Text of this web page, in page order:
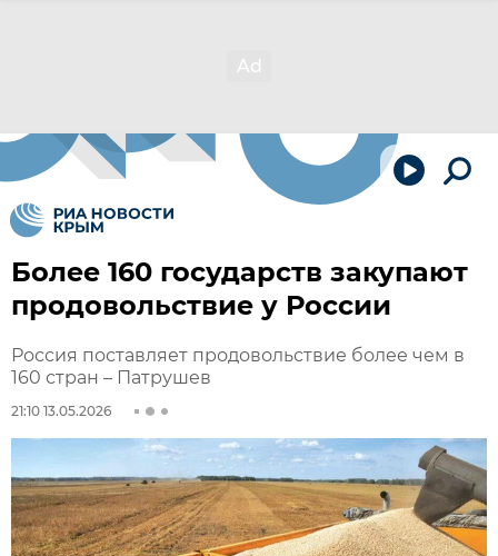
Более 160 государств закупают
продовольствие у России
Россия поставляет продовольствие более чем в
160 стран – Патрушев
21:10 13.05.2026